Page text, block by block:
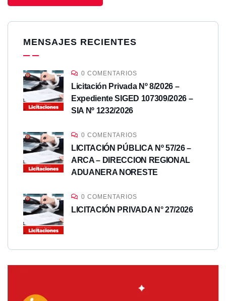
MENSAJES RECIENTES
0 COMENTARIOS
Licitación Privada Nº 8/2026 –
Expediente SIGED 107309/2026 –
SIA Nº 1232/2026
0 COMENTARIOS
LICITACIÓN PÚBLICA Nº 57/26 –
ARCA – DIRECCION REGIONAL
ADUANERA NORESTE
0 COMENTARIOS
LICITACIÓN PRIVADA N° 27/2026